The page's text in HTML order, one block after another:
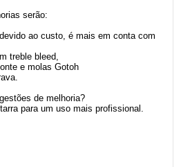
serão:
ao custo, é mais em conta com
treble bleed,
e molas Gotoh
de melhoria?
para um uso mais profissional.